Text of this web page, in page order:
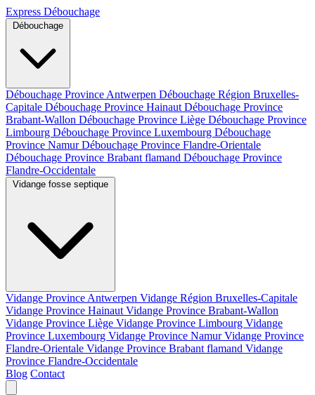
Express Débouchage
Débouchage Province Antwerpen Débouchage Région Bruxelles-
Capitale Débouchage Province Hainaut Débouchage Province
Brabant-Wallon Débouchage Province Liège Débouchage Province
Limbourg Débouchage Province Luxembourg Débouchage
Province NamurDébouchage Province Flandre-Orientale
Débouchage Province Brabant flamand Débouchage Province
Flandre-Occidentale
Vidange Province Antwerpen Vidange Région Bruxelles-Capitale
Vidange Province Hainaut Vidange Province Brabant-Wallon
Vidange Province Liège Vidange Province Limbourg Vidange
Province Luxembourg Vidange Province NamurVidange Province
Flandre-Orientale Vidange Province Brabant flamand Vidange
Province Flandre-Occidentale
Blog Contact